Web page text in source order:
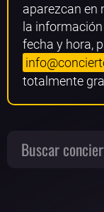
aparezcan en
la
fecha y hora,
totalmente
Buscar